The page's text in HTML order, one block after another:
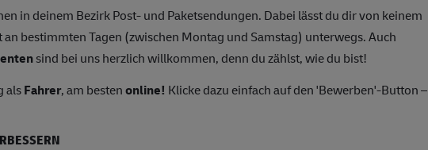
in deinem Bezirk Post- und Paketsendungen. Dabei lässt du dir von keinem
bestimmten Tagen (zwischen Montag und Samstag) unterwegs. Auch
sind bei uns herzlich willkommen, denn du zählst, wie du bist!
alsFahrer, am bestenonline! Klicke dazu einfach auf den 'Bewerben'-Button –